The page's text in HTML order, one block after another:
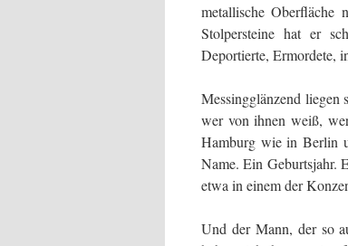
metallische Oberfläche
Stolpersteine hat er
Deportierte, Ermordete,
Messingglänzend liegen
wer von ihnen weiß,
Hamburg wie in Berlin
Name. Ein Geburtsjahr.
etwa in einem der
Und der Mann, der so